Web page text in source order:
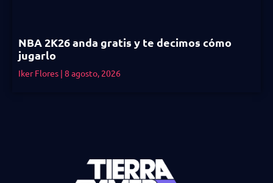
NBA 2K26 anda gratis y te decimos cómo
jugarlo
Iker Flores 8 agosto, 2026